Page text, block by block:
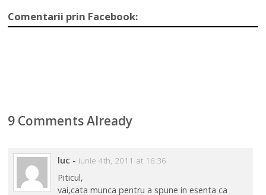
Comentarii prin Facebook:
9 Comments Already
luc - iunie 4th, 2011 at 16:36
Piticul,
vai,cata munca pentru a spune in esenta ca